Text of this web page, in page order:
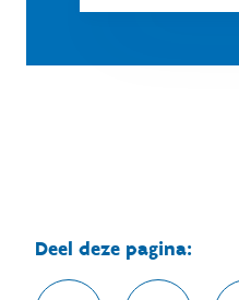
Deel deze pagina: